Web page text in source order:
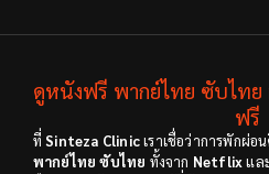
ดูหนังฟรี พากย์ไทย ซับไทย
ฟรี
ที่Sinteza Clinicเราเชื่อว่าการพักผ่อ
พากย์ไทย ซับไทย ทั้งจาก Netflixแล